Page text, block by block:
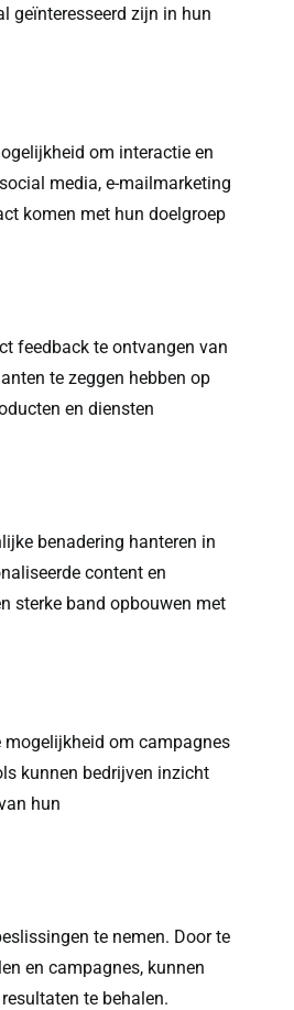
geïnteresseerd zijn in hun
om interactie en
media, e-mailmarketing
komen met hun doelgroep
feedback te ontvangen van
te zeggen hebben op
en diensten
benadering hanteren in
content en
sterke band opbouwen met
mogelijkheid om campagnes
kunnen bedrijven inzicht
hun
te nemen. Door te
en campagnes, kunnen
te behalen.